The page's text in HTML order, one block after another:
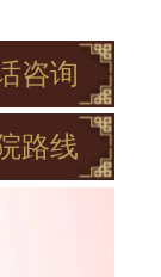
咨询
路线